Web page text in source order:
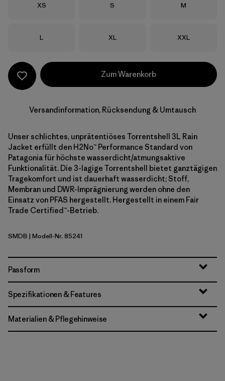
Größe
XS Größe
S Größe
M
Größe
L Größe
XL Größe
XXL
Zum Warenkorb
Versandinformation, Rücksendung & Umtausch
Unser schlichtes, unprätentiöses Torrentshell 3L Rain
Jacket erfüllt den H2No™ Performance Standard von
Patagonia für höchste wasserdicht/atmungsaktive
Funktionalität. Die 3-lagige Torrentshell bietet ganztägigen
Tragekomfort und ist dauerhaft wasserdicht; Stoff,
Membran und DWR-Imprägnierung werden ohne den
Einsatz von PFAS hergestellt. Hergestellt in einem Fair
Trade Certified™-Betrieb.
Smolder Blue
SMDB | Modell-Nr. 85241
Passform
Spezifikationen & Features
Materialien & Pflegehinweise